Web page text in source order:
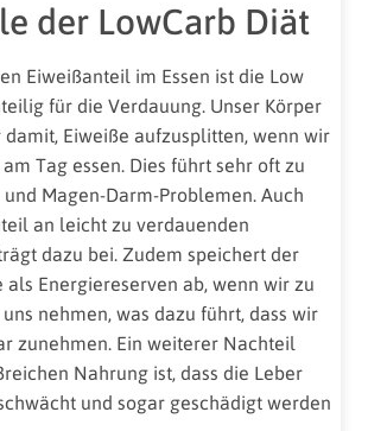
der LowCarb Diät
Eiweißanteil im Essen ist die Low
für die Verdauung. Unser Körper
damit, Eiweiße aufzusplitten, wenn wir
Tag essen. Dies führt sehr oft zu
Magen-Darm-Problemen. Auch
an leicht zu verdauenden
dazu bei. Zudem speichert der
als Energiereserven ab, wenn wir zu
nehmen, was dazu führt, dass wir
zunehmen. Ein weiterer Nachteil
Nahrung ist, dass die Leber
und sogar geschädigt werden